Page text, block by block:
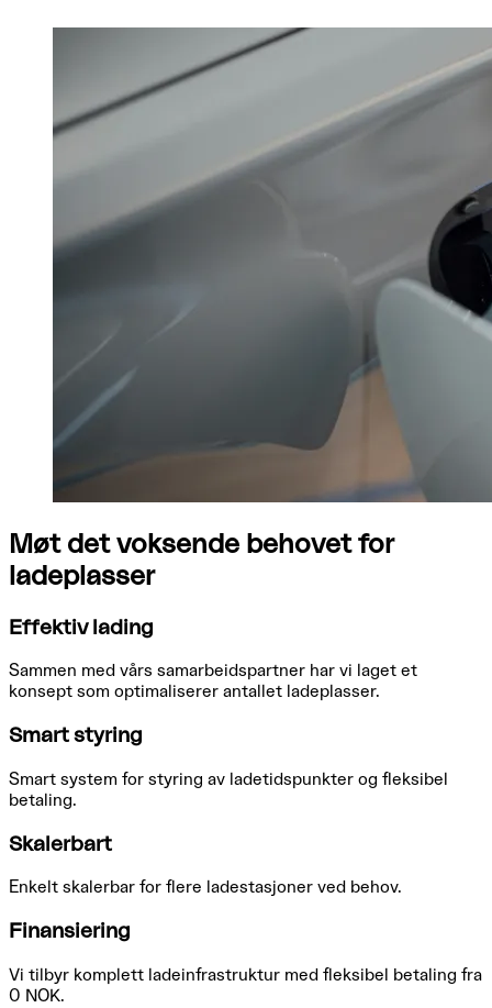
Møt det voksende behovet for
ladeplasser
Effektiv lading
Sammen med vårs samarbeidspartner har vi laget et
konsept som optimaliserer antallet ladeplasser.
Smart styring
Smart system for styring av ladetidspunkter og fleksibel
betaling.
Skalerbart
Enkelt skalerbar for flere ladestasjoner ved behov.
Finansiering
Vi tilbyr komplett ladeinfrastruktur med fleksibel betaling fra
0 NOK.